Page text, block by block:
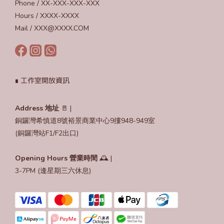
Phone / XX-XXX-XXX-XXX
Hours / XXXX-XXXX
Mail / XXX@XXXX.COM
∎ 工作室開放資訊
Address 地址 🚪 |
銅鑼灣希慎道8號裕景商業中心9摟948-949室
(銅鑼灣站F1/F2出口)
Opening Hours 營業時間 🕰️ |
3-7PM (逢星期三六休息)